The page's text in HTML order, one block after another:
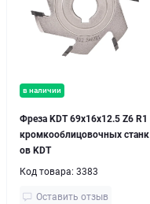
в наличии
Фреза KDT 69х16x12.5 Z6 R1
кромкооблицовочных станк
ов KDT
Код товара: 3383
Оставить отзыв